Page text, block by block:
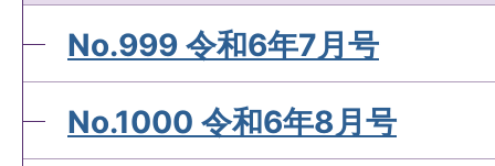
No.999 令和6年7月号
No.1000 令和6年8月号